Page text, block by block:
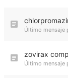
Último mensaje
zovirax
Último mensaje